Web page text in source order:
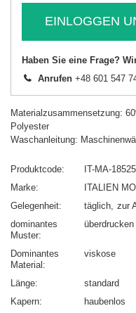
EINLOGGEN
Haben Sie eine Frage?
Anrufen +48 601 547
Materialzusammensetzung:
Polyester
Waschanleitung:
Produktcode
IT-MA-
Marke
ITALIEN
Gelegenheit
täglich zur
dominantes
Muster
überdrucken
Dominantes
Material
viskose
Länge
standard
Kapern
haubenlos